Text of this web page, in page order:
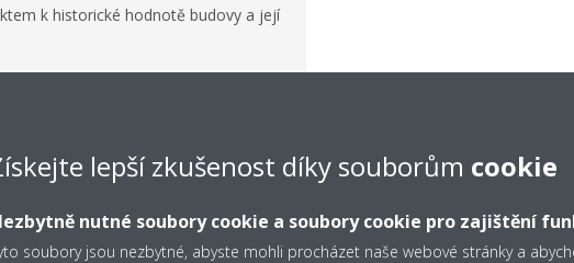
k historické hodnotě budovy a její
lepší zkušenost díky souborům cookie
nutné soubory cookie a soubory cookie pro zajištění
soubory jsou nezbytné, abyste mohli procházet naše webové stránky a